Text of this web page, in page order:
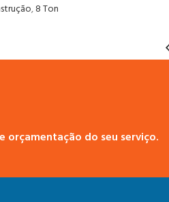
,8 Ton
do seu serviço.